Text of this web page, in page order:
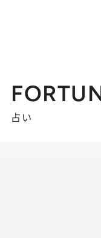
占い